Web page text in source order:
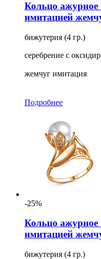
Кольцо ажурное
имитацией
бижутерия (4 гр.)
серебрение с
жемчуг имитация
Подробнее
-25%
Кольцо ажурное
имитацией
бижутерия (4 гр.)